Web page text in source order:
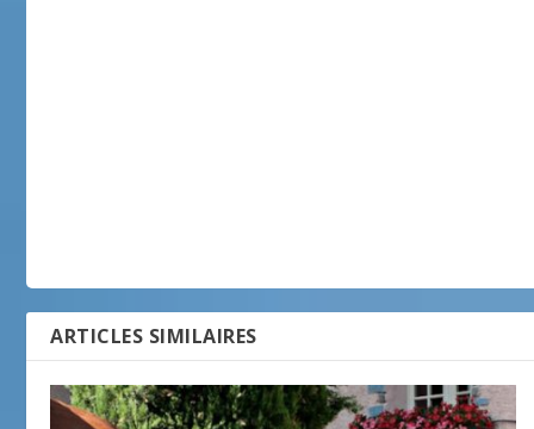
ARTICLES SIMILAIRES